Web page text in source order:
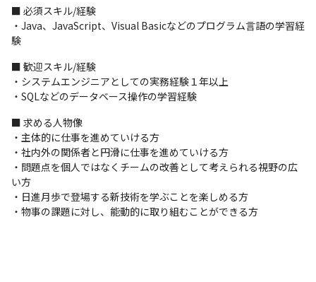
・開発支援ツールとしては、Redmine、Subversionなどを用いて
います
＜参画期間について＞
・長期的なプロジェクト参画を予定しています
※希望のキャリアパスに応じて、途中で別のプロジェクトに移る
ことも可能です
＜期待していること＞
立ち上がり段階でリーダーとサブリーダーはすでにいますが、今
後の増員を視野にサブリーダーないしはシニアメンバーとしての
動きを期待しています。
■ この仕事の面白み、魅力
・プロジェクトの立ち上がり段階から参画できるため、当社メン
バーと共により良いプロジェクト、チームを作り上げていけるポ
■ 必須スキル/経験
・Java、JavaScript、Visual Basicなどのプログラム言語の学習経
験
■ 歓迎スキル/経験
・システムエンジニアとしての実務経験１年以上
・SQLなどのデータベース操作の学習経験
■ 求める人物像
・主体的に仕事を進めていける方
・社内外の関係者と円滑に仕事を進めていける方
・問題点を個人ではなくチームの改善として考えられる視野の広
い方
・日進月歩で登場する新技術を学ぶことを楽しめる方
・物事の課題に対し、能動的に取り組むことができる方